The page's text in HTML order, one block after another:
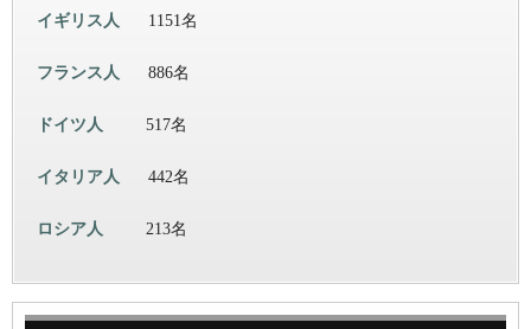
イギリス人 1151名
フランス人 886名
ドイツ人 517名
イタリア人 442名
ロシア人 213名